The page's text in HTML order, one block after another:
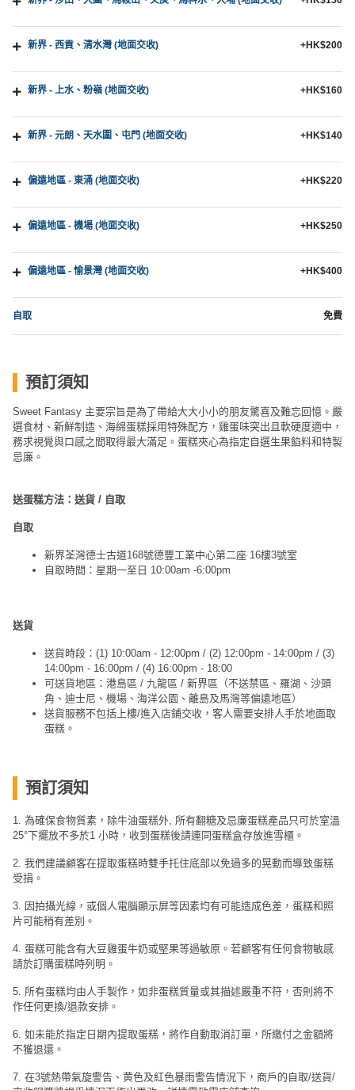
新界 - 西貢、清水灣 (地面交收) +HK$200
新界 - 上水、粉嶺 (地面交收) +HK$160
新界 - 元朗、天水圍、屯門 (地面交收) +HK$140
偏遠地區 - 東涌 (地面交收) +HK$220
偏遠地區 - 機場 (地面交收) +HK$250
偏遠地區 - 愉景灣 (地面交收) +HK$400
自取 免費
預訂須知
Sweet Fantasy 主要宗旨是為了帶給大大小小的朋友驚喜及難忘回憶。嚴
選食材、新鮮制造、海綿蛋糕採用特殊配方，雞蛋味突出且軟硬度適中，
務求視覺與口感之間取得最大滿足。蛋糕夾心為指定自選生果餡料和特製
忌廉。
送蛋糕方法：送貨 / 自取
自取
新界荃灣德士古道168號德豐工業中心第二座 16樓3號室
自取時間：星期一至日 10:00am -6:00pm
送貨
送貨時段：(1) 10:00am - 12:00pm / (2) 12:00pm - 14:00pm / (3)
14:00pm - 16:00pm / (4) 16:00pm - 18:00
可送貨地區：港島區 / 九龍區 / 新界區（不送禁區、羅湖、沙頭
角、迪士尼、機場、海洋公園、離島及馬灣等偏遠地區）
送貨服務不包括上樓/進入店鋪交收，客人需要安排人手於地面取
蛋糕。
預訂須知
1. 為確保食物質素，除牛油蛋糕外, 所有翻糖及忌廉蛋糕產品只可於室溫
25°下擺放不多於1 小時，收到蛋糕後請連同蛋糕盒存放進雪櫃。
2. 我們建議顧客在提取蛋糕時雙手托住底部以免過多的晃動而導致蛋糕
受損。
3. 因拍攝光線，或個人電腦顯示屏等因素均有可能造成色差，蛋糕和照
片可能稍有差別。
4. 蛋糕可能含有大豆雞蛋牛奶或堅果等過敏原。若顧客有任何食物敏感
請於訂購蛋糕時列明。
5. 所有蛋糕均由人手製作，如非蛋糕質量或其描述嚴重不符，否則將不
作任何更換/退款安排。
6. 如未能於指定日期內提取蛋糕，將作自動取消訂單，所繳付之金額將
不獲退還。
7. 在3號熱帶氣旋警告、黄色及紅色暴雨警告情況下，商戶的自取/送貨/